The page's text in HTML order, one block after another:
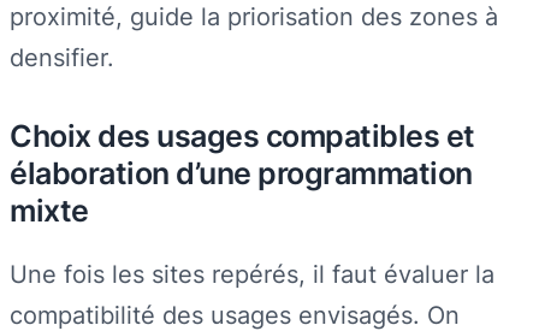
proximité, guide la priorisation des zones à
densifier.
Choix des usages compatibles et
élaboration d’une programmation
mixte
Une fois les sites repérés, il faut évaluer la
compatibilité des usages envisagés. On